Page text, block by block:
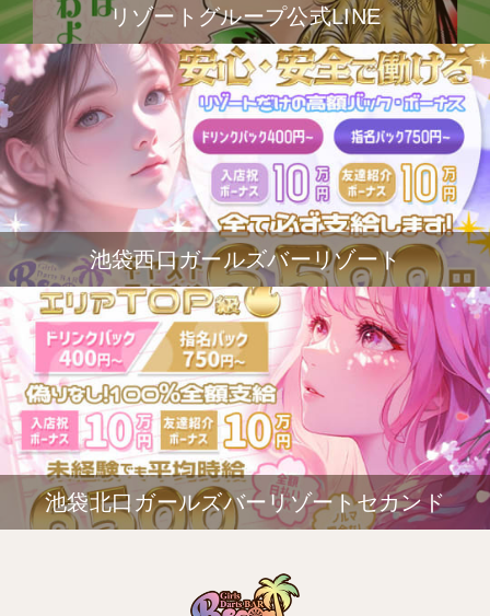
リゾートグループ公式LINE
池袋西口ガールズバーリゾート
池袋北口ガールズバーリゾートセカンド